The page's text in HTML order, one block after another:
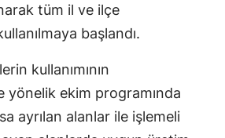
Batman
Şırnak
Ardahan
tüm il ve ilçe
başlandı.
kullanımının
yönelik ekim programında
ayrılan alanlar ile işlemeli